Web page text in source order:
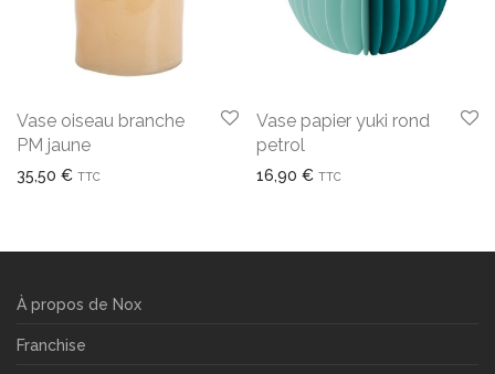
Vase oiseau branche
PM jaune
35,50 € TTC
Vase papier yuki rond
petrol
16,90 € TTC
À propos de Nox
Franchise